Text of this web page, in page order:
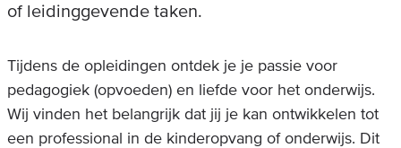
of leidinggevende taken.
Tijdens de opleidingen ontdek je je passie voor
pedagogiek (opvoeden) en liefde voor het onderwijs.
Wij vinden het belangrijk dat jij je kan ontwikkelen tot
een professional in de kinderopvang of onderwijs. Dit